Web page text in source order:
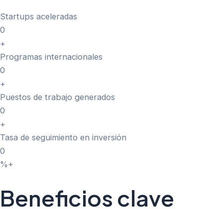
Startups aceleradas
0
+
Programas internacionales
0
+
Puestos de trabajo generados
0
+
Tasa de seguimiento en inversión
0
%+
Beneficios clave